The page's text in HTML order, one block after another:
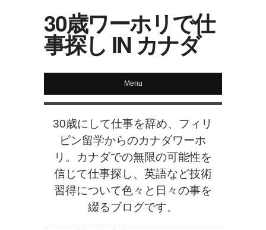
30歳ワーホリで仕
事探し IN カナダ
Menu
30歳にして仕事を辞め、フィリ
ピン留学からのカナダワーホ
リ。カナダでの無限の可能性を
信じて仕事探し、英語など技術
習得について色々と日々の事を
綴るブログです。